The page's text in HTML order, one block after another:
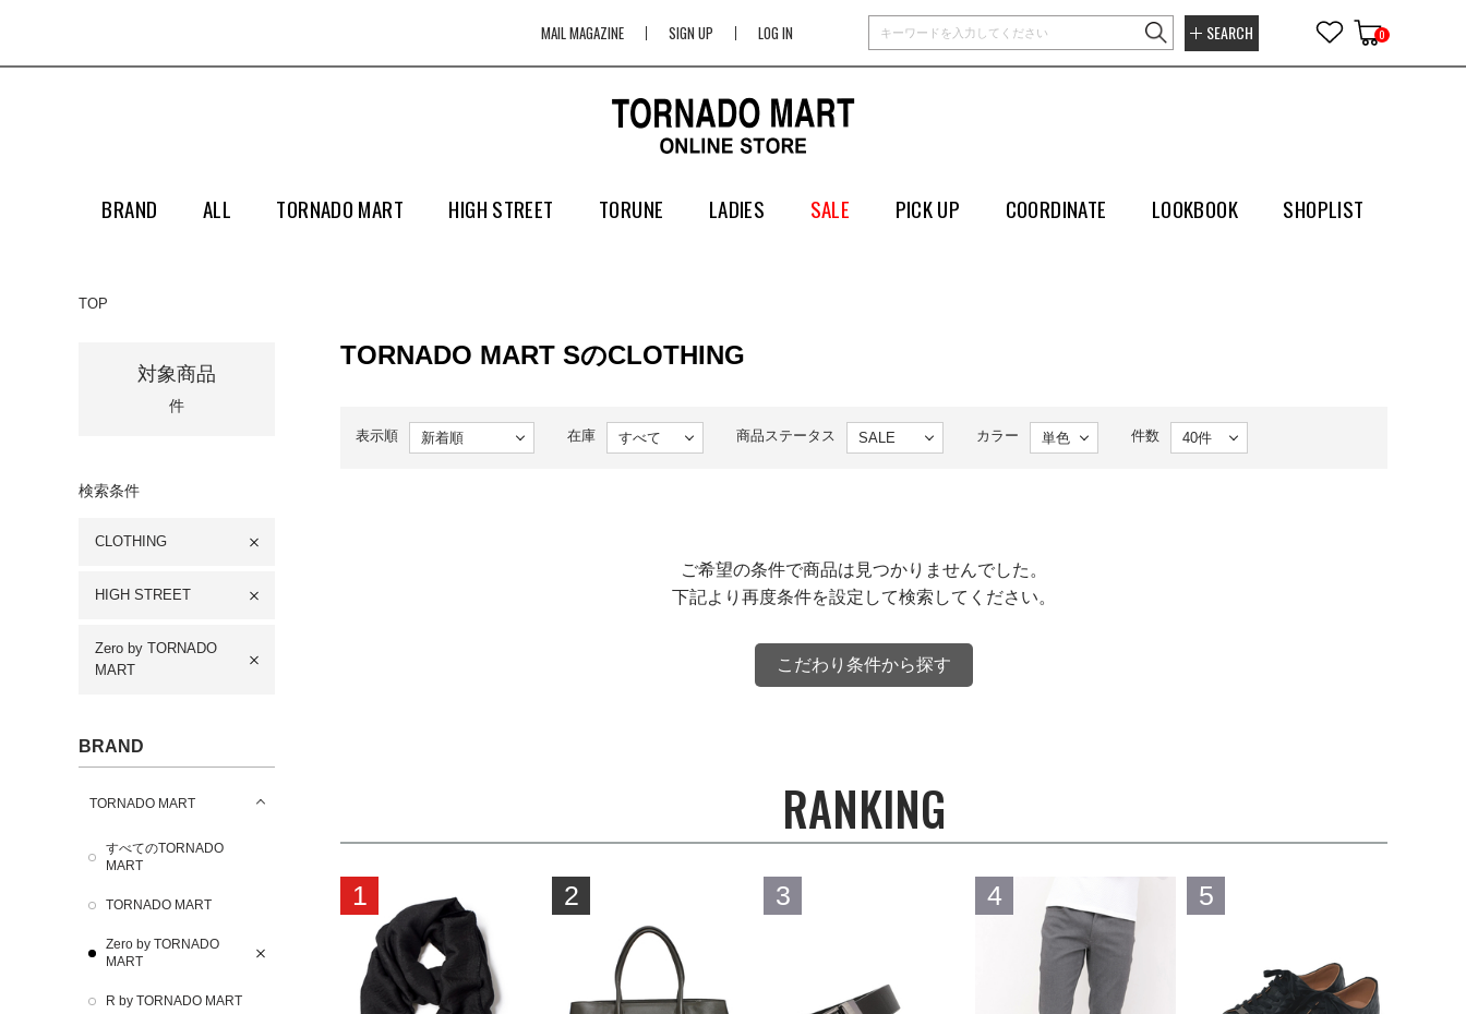
MAIL MAGAZINE SIGN UP LOG IN SEARCH 0
BRAND ALL TORNADO MART HIGH STREET TORUNE LADIES SALE PICK UP COORDINATE LOOKBOOK SHOPLIST
TOP
対象商品
件
検索条件
CLOTHING
HIGH STREET
Zero by TORNADO
MART
BRAND
TORNADO MART
すべてのTORNADO
MART
TORNADO MART
Zero by TORNADO
MART
R by TORNADO MART
TORNADO MART SのCLOTHING
表示順 在庫 商品ステータス カラー 件数
ご希望の条件で商品は見つかりませんでした。
下記より再度条件を設定して検索してください。
こだわり条件から探す
RANKING
1 2 3 4 5